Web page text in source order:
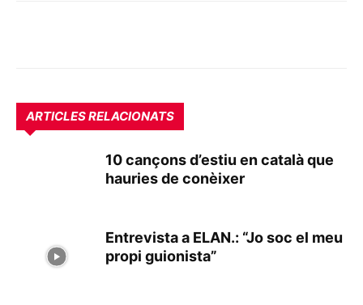
ARTICLES RELACIONATS
10 cançons d’estiu en català que
hauries de conèixer
Entrevista a ELAN.: “Jo soc el meu
propi guionista”